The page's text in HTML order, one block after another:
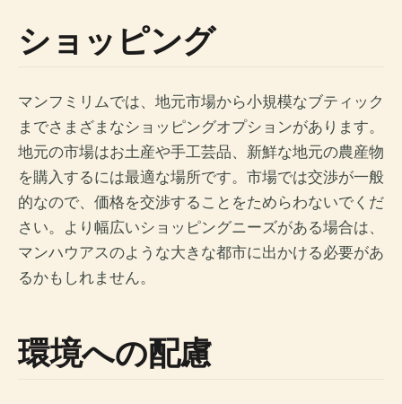
ショッピング
マンフミリムでは、地元市場から小規模なブティック
までさまざまなショッピングオプションがあります。
地元の市場はお土産や手工芸品、新鮮な地元の農産物
を購入するには最適な場所です。市場では交渉が一般
的なので、価格を交渉することをためらわないでくだ
さい。より幅広いショッピングニーズがある場合は、
マンハウアスのような大きな都市に出かける必要があ
るかもしれません。
環境への配慮